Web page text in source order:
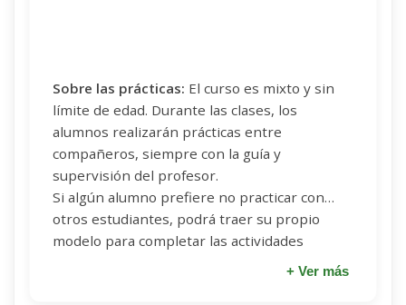
Sobre las prácticas: El curso es mixto y sin
límite de edad. Durante las clases, los
alumnos realizarán prácticas entre
compañeros, siempre con la guía y
supervisión del profesor.
Si algún alumno prefiere no practicar con
otros estudiantes, podrá traer su propio
modelo para completar las actividades
+ Ver más